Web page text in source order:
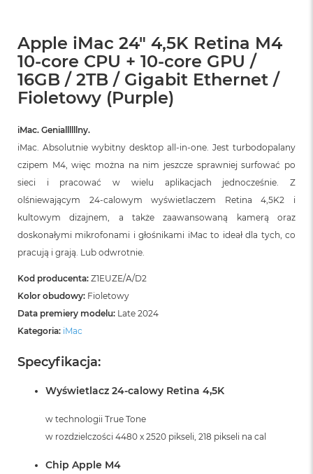
Apple iMac 24" 4,5K Retina M4
10-core CPU + 10-core GPU /
16GB / 2TB / Gigabit Ethernet /
Fioletowy (Purple)
iMac. Geniallllllny.
iMac. Absolutnie wybitny desktop all‑in‑one. Jest turbodopalany
czipem M4, więc można na nim jeszcze sprawniej surfować po
sieci i pracować w wielu aplikacjach jednocześnie. Z
olśniewającym 24‑calowym wyświetlaczem Retina 4,5K2 i
kultowym dizajnem, a także zaawansowaną kamerą oraz
doskonałymi mikrofonami i głośnikami iMac to ideał dla tych, co
pracują i grają. Lub odwrotnie.
Kod producenta: Z1EUZE/A/D2
Kolor obudowy: Fioletowy
Data premiery modelu: Late 2024
Kategoria: iMac
Specyfikacja:
Wyświetlacz 24-calowy Retina 4,5K
w technologii True Tone
w rozdzielczości 4480 x 2520 pikseli, 218 pikseli na cal
Chip Apple M4